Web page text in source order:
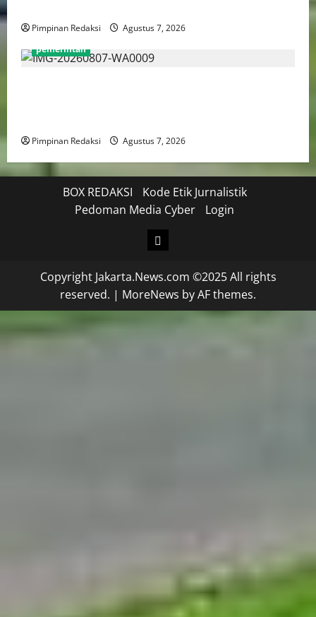
Pimpinan Redaksi
Agustus 7, 2026
pemerintah
Pimpinan Redaksi Agustus 7, 2026
BOX REDAKSI
Kode Etik Jurnalistik
Pedoman Media Cyber
Login
Copyright Jakarta.News.com ©2025 All rights
reserved. | MoreNews by AF themes.